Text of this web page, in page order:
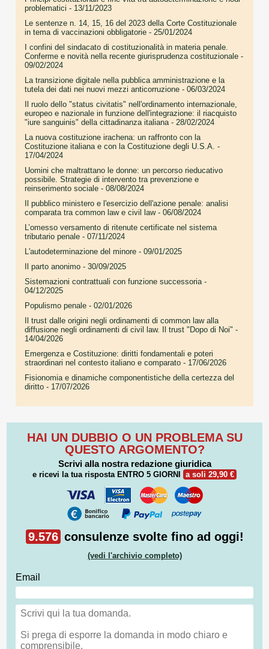
problematici - 13/11/2023
Le sentenze n. 14, 15, 16 del 2023 della Corte Costituzionale
in tema di vaccinazioni obbligatorie - 25/01/2024
I confini del sindacato di costituzionalità in materia penale.
Conferme e novità nella recente giurisprudenza costituzionale -
09/02/2024
La transizione digitale nella pubblica amministrazione e la
tutela dei dati nei nuovi mezzi anticorruzione - 06/03/2024
Il ruolo dello "status civitatis" nell'ordinamento internazionale,
europeo e nazionale in funzione dell'integrazione: il riacquisto
"iure sanguinis" della cittadinanza italiana- 28/02/2024
La nuova costituzione irachena: un raffronto con la
Costituzione italiana e con la Costituzione degli U.S.A. -
17/04/2024
Uomini che maltrattano le donne: un percorso rieducativo
possibile. Strategie di intervento tra prevenzione e
reinserimento sociale - 08/08/2024
Il pubblico ministero e l'esercizio dell'azione penale: analisi
comparata tra common law e civil law- 06/08/2024
L’omesso versamento di ritenute certificate nel sistema
tributario penale - 07/11/2024
L'autodeterminazione del minore - 09/01/2025
Il parto anonimo - 30/09/2025
Sistemazioni contrattuali con funzione successoria-
04/12/2025
Populismo penale - 02/01/2026
Il trust dalle origini negli ordinamenti di common law alla
diffusione negli ordinamenti di civil law. Il trust "Dopo di Noi" -
14/04/2026
Emergenza e Costituzione: diritti fondamentali e poteri
straordinari nel contesto italiano e comparato - 17/06/2026
Fisionomia e dinamiche componentistiche della certezza del
diritto - 17/07/2026
HAI UN DUBBIO O UN PROBLEMA SU
QUESTO ARGOMENTO?
Scrivi alla nostra redazione giuridica
e ricevi la tua risposta ENTRO 5 GIORNI a soli 29,90 €
9.576 consulenze svolte fino ad oggi!
(vedi l'archivio completo)
Email